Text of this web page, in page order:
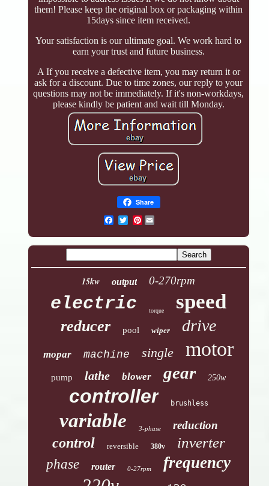
them! Please keep the original box or packaging within
15days since item received.
Your satisfaction is our ultimate goal. We work hard to
earn your trust and future business.
A If you receive a defective item, you may return it or
ask for a discount. Due to time zones, our reply to your
questions may not be immediately. If it's non-workdays,
please kindly be patient and wait till Monday.
Share
Pinterest
15kw output 0-270rpm
electric torque speed
reducer pool wiper drive
mopar machine single motor
pump lathe blower gear 250w
controller brushless
variable 3-phase reduction
control reversible 380v inverter
phase router 0-27rpm frequency